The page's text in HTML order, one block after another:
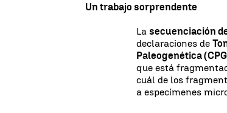
Un trabajo sorprendente
Lasecuenciación
declaraciones de
Paleogenética
que está
cuál de los
a especímenes